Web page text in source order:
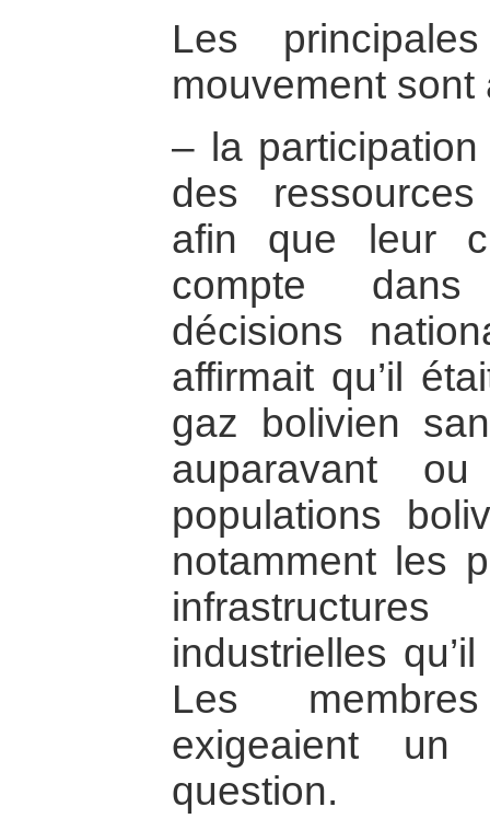
Les
mouvement
– la
des
afin que leur
compte dans
décisions
affirmait qu’il
gaz bolivien
auparavant
populations
notamment les
industrielles
Les
exigeaient un
question.